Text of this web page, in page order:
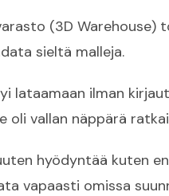
(3D Warehouse)
sieltä malleja.
lataamaan ilman
oli vallan näppärä
hyödyntää kuten
vapaasti omissa